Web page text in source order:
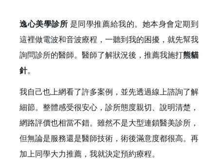
逸心美學診所 是同學推薦給我的。她本身會定期到
這裡做電波和音波療程，一聽到我的困擾，就先幫我
詢問診所的醫師。醫師了解狀況後，推薦我施打熊貓
針。
我自己也上網看了許多案例，並先透過線上諮詢了解
細節。整體感受很安心，診所態度親切、說明清楚，
網路評價也相當不錯。雖然不是大型連鎖醫美診所，
但無論是服務還是醫師技術，術後滿意度都很高。再
加上同學大力推薦，我就決定預約療程。